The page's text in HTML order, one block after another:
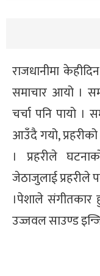
राजधानीमा
समाचार आयो ।
चर्चा पनि पायो ।
आउँदै गयो,
। प्रहरीले
जेठाजुलाई प्रहरीले
।पेशाले संगीतकार
उज्जवल साउण्ड